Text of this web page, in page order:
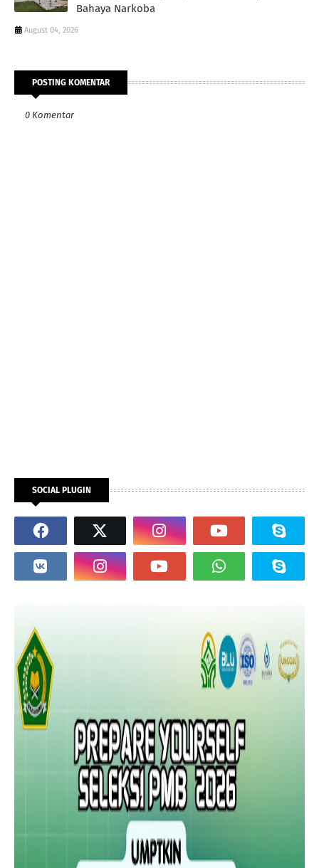
Bahaya Narkoba
August 04, 2026
POSTING KOMENTAR
0 Komentar
SOCIAL PLUGIN